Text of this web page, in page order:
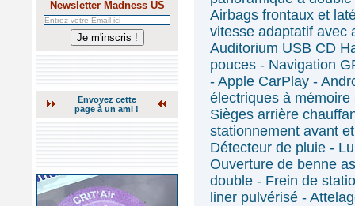
Newsletter Madness US
Envoyez cette
page à un ami !
Airbags frontaux et
vitesse adaptatif avec
Auditorium USB CD
pouces - Navigation
- Apple CarPlay -
électriques à
Sièges arrière
stationnement avant
Détecteur de pluie -
Ouverture de benne
double - Frein de
liner pulvérisé -